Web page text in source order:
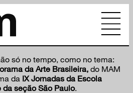
só no tempo, como no tema:
da Arte Brasileira, do MAM
da IX Jornadas da Escola
seção São Paulo.